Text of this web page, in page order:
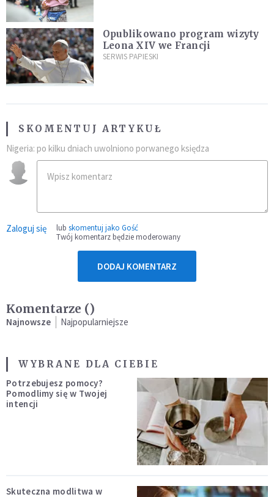
Opublikowano program wizyty
Leona XIV we Francji
SERWIS PAPIESKI
SKOMENTUJ ARTYKUŁ
Nigeria: po kilku dniach uwolniono porwanego księdza
Zaloguj się lub skomentuj jako Gość
Twój komentarz będzie moderowany
DODAJ KOMENTARZ
Komentarze ()
Najnowsze Najpopularniejsze
WYBRANE DLA CIEBIE
Potrzebujesz pomocy?
Pomodlimy się w Twojej
intencji
Skuteczna modlitwa w